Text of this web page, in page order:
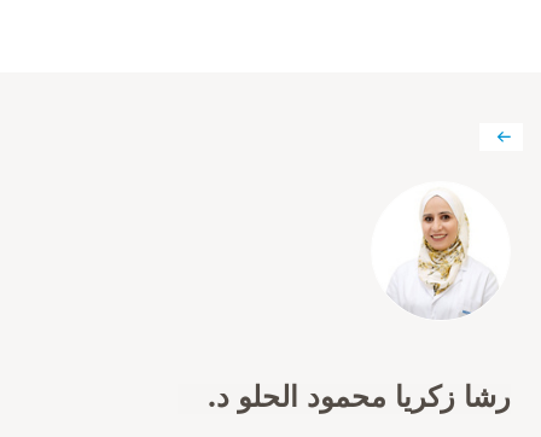
رشا زكريا محمود الحلو د.